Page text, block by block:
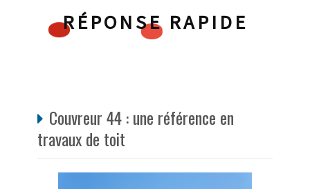
RÉPONSE RAPIDE
Couvreur 44 : une référence en
travaux de toit